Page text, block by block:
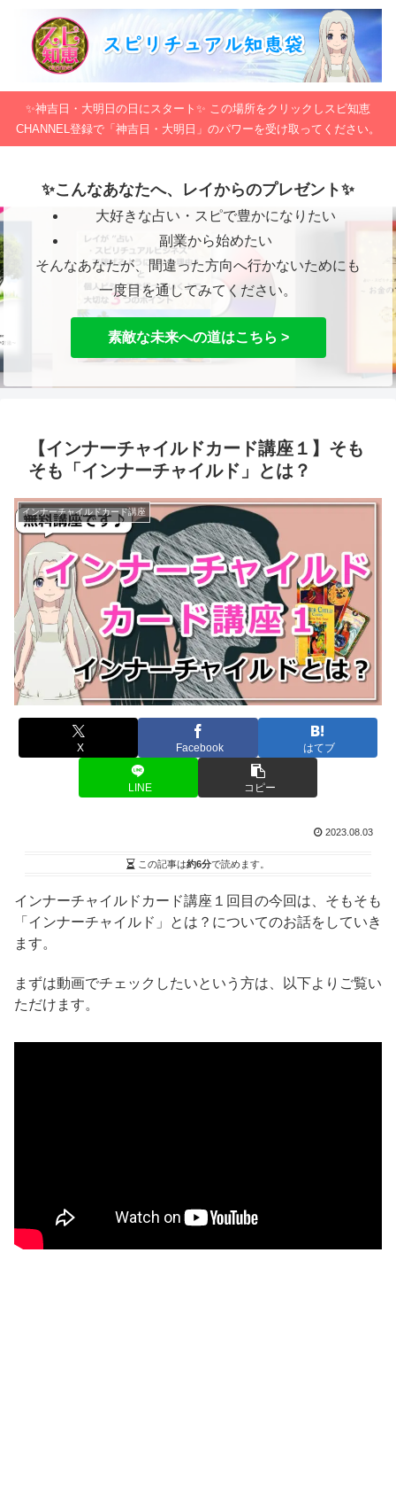
✨神吉日・大明日の日にスタート✨ この場所をクリックしスピ知恵
CHANNEL登録で「神吉日・大明日」のパワーを受け取ってください。
✨こんなあなたへ、レイからのプレゼント✨
大好きな占い・スピで豊かになりたい
副業から始めたい
そんなあなたが、間違った方向へ行かないためにも
一度目を通してみてください。
素敵な未来への道はこちら >
【インナーチャイルドカード講座１】そも
そも「インナーチャイルド」とは？
インナーチャイルドカード講座
X Facebook はてブ
LINE コピー
2023.08.03
この記事は約6分で読めます。
インナーチャイルドカード講座１回目の今回は、そもそも
「インナーチャイルド」とは？についてのお話をしていき
ます。
まずは動画でチェックしたいという方は、以下よりご覧い
ただけます。